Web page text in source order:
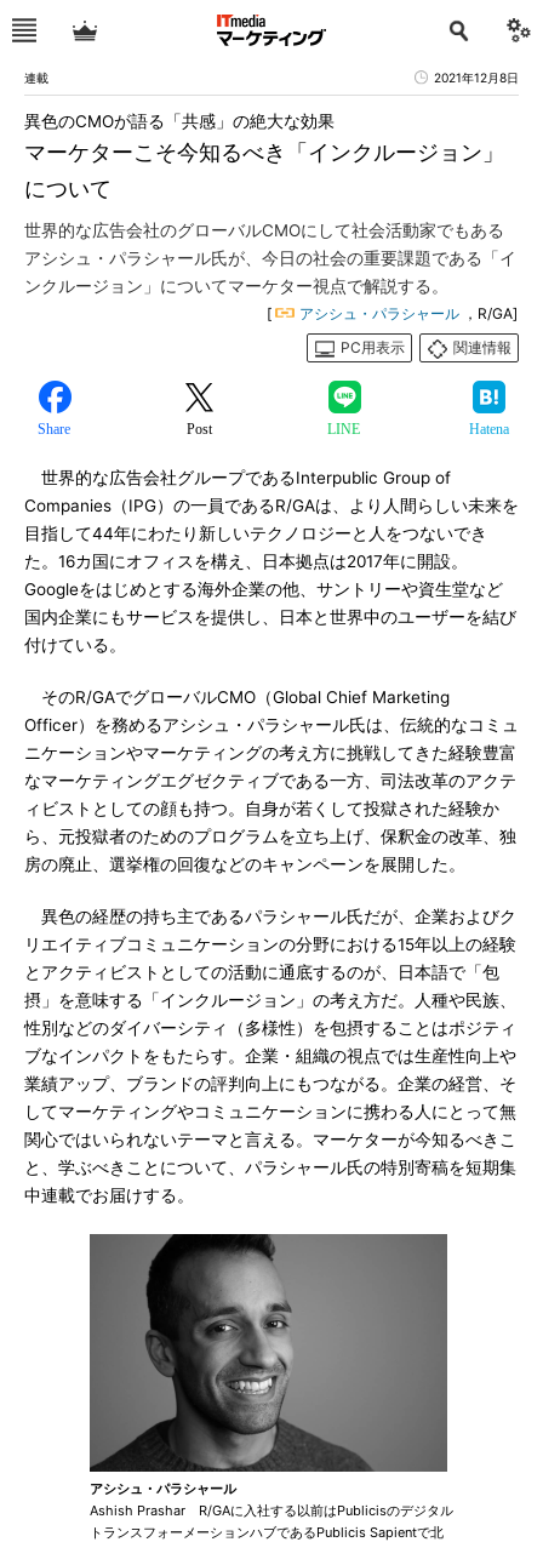
連載 2021年12月8日
マーケターこそ今知るべき「インクルージョン」
について
異色のCMOが語る「共感」の絶大な効果
世界的な広告会社のグローバルCMOにして社会活動家でもある
アシシュ・パラシャール氏が、今日の社会の重要課題である「イ
ンクルージョン」についてマーケター視点で解説する。
[ アシシュ・パラシャール ，R/GA]
PC用表示
関連情報
Share Post LINE Hatena
世界的な広告会社グループであるInterpublic Group of
Companies（IPG）の一員であるR/GAは、より人間らしい未来を
目指して44年にわたり新しいテクノロジーと人をつないでき
た。16カ国にオフィスを構え、日本拠点は2017年に開設。
Googleをはじめとする海外企業の他、サントリーや資生堂など
国内企業にもサービスを提供し、日本と世界中のユーザーを結び
付けている。
そのR/GAでグローバルCMO（Global Chief Marketing
Officer）を務めるアシシュ・パラシャール氏は、伝統的なコミュ
ニケーションやマーケティングの考え方に挑戦してきた経験豊富
なマーケティングエグゼクティブである一方、司法改革のアクテ
ィビストとしての顔も持つ。自身が若くして投獄された経験か
ら、元投獄者のためのプログラムを立ち上げ、保釈金の改革、独
房の廃止、選挙権の回復などのキャンペーンを展開した。
異色の経歴の持ち主であるパラシャール氏だが、企業およびク
リエイティブコミュニケーションの分野における15年以上の経験
とアクティビストとしての活動に通底するのが、日本語で「包
摂」を意味する「インクルージョン」の考え方だ。人種や民族、
性別などのダイバーシティ（多様性）を包摂することはポジティ
ブなインパクトをもたらす。企業・組織の視点では生産性向上や
業績アップ、ブランドの評判向上にもつながる。企業の経営、そ
してマーケティングやコミュニケーションに携わる人にとって無
関心ではいられないテーマと言える。マーケターが今知るべきこ
と、学ぶべきことについて、パラシャール氏の特別寄稿を短期集
中連載でお届けする。
アシシュ・パラシャール
Ashish Prashar R/GAに入社する以前はPublicisのデジタル
トランスフォーメーションハブであるPublicis Sapientで北